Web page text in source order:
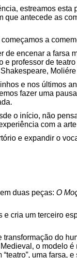
estreamos
que antecede as
a
de encenar a farsa
e professor de
e nos últimos
fazer uma
o início, não
com a
e expandir o
duas peças: O
cria um terceiro
transformação do
o modelo
uma